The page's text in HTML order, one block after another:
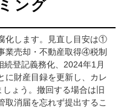
ング
化します。見直し目安は①
業売却・不動産取得④税制
登記義務化、2024年1月
に財産目録を更新し、カレ
しょう。撤回する場合は旧
取消届を忘れず提出するこ